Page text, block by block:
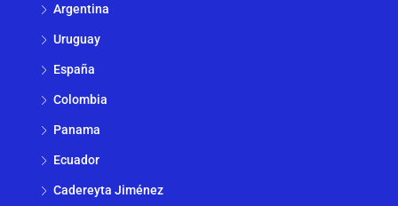
Argentina
Uruguay
España
Colombia
Panama
Ecuador
Cadereyta Jiménez